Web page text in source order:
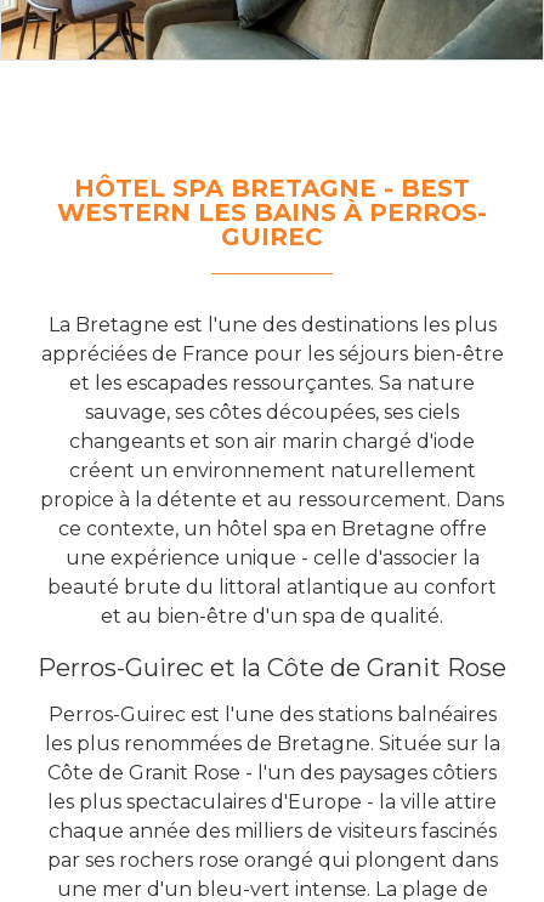
HÔTEL SPA BRETAGNE - BEST
WESTERN LES BAINS À PERROS-
GUIREC
La Bretagne est l'une des destinations les plus
appréciées de France pour les séjours bien-être
et les escapades ressourçantes. Sa nature
sauvage, ses côtes découpées, ses ciels
changeants et son air marin chargé d'iode
créent un environnement naturellement
propice à la détente et au ressourcement. Dans
ce contexte, un hôtel spa en Bretagne offre
une expérience unique - celle d'associer la
beauté brute du littoral atlantique au confort
et au bien-être d'un spa de qualité.
Perros-Guirec et la Côte de Granit Rose
Perros-Guirec est l'une des stations balnéaires
les plus renommées de Bretagne. Située sur la
Côte de Granit Rose - l'un des paysages côtiers
les plus spectaculaires d'Europe - la ville attire
chaque année des milliers de visiteurs fascinés
par ses rochers rose orangé qui plongent dans
une mer d'un bleu-vert intense. La plage de